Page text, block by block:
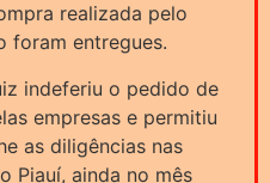
realizada pelo
foram entregues.
indeferiu o pedido de
empresas e permitiu
as diligências nas
Piauí, ainda no mês